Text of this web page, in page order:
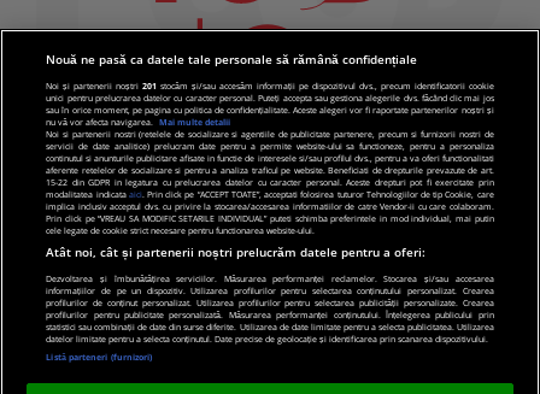
© 2019 PRO TV S.R.L |Politica de Cookie|Politica
de confidentialitate
Nouă ne pasă ca datele tale personale să rămână confidențiale
Noi și partenerii noștri201 stocăm și/sau accesăm informații pe dispozitivul dvs., precum identificatorii cookie
unici pentru prelucrarea datelor cu caracter personal. Puteți accepta sau gestiona alegerile dvs. făcând clic mai jos
sau în orice moment, pe pagina cu politica de confidențialitate. Aceste alegeri vor fi raportate partenerilor noștri și
nu vă vor afecta navigarea.
Mai multe detalii
Noi si partenerii nostri (retelele de socializare si agentiile de publicitate partenere, precum si furnizorii nostri de
servicii de date analitice) prelucram date pentru a permite website-ului sa functioneze, pentru a personaliza
continutul si anunturile publicitare afisate in functie de interesele si/sau profilul dvs., pentru a va oferi functionalitati
aferente retelelor de socializare si pentru a analiza traficul pe website. Beneficiati de drepturile prevazute de art.
15-22 din GDPR in legatura cu prelucrarea datelor cu caracter personal. Aceste drepturi pot fi exercitate prin
modalitatea indicata aici. Prin click pe “ACCEPT TOATE”, acceptati folosirea tuturor Tehnologiilor de tip Cookie, care
implica inclusiv acceptul dvs. cu privire la stocarea/accesarea informatiilor de catre Vendor-ii cu care colaboram.
Prin click pe “VREAU SA MODIFIC SETARILE INDIVIDUAL” puteti schimba preferintele in mod individual, mai putin
cele legate de cookie strict necesare pentru functionarea website-ului.
Atât noi, cât și partenerii noștri prelucrăm datele pentru a oferi:
Dezvoltarea și îmbunătățirea serviciilor. Măsurarea performanței reclamelor. Stocarea și/sau accesarea
informațiilor de pe un dispozitiv. Utilizarea profilurilor pentru selectarea conținutului personalizat. Crearea
profilurilor de conținut personalizat. Utilizarea profilurilor pentru selectarea publicității personalizate. Crearea
profilurilor pentru publicitate personalizată. Măsurarea performanței conținutului. Înțelegerea publicului prin
statistici sau combinații de date din surse diferite. Utilizarea de date limitate pentru a selecta publicitatea. Utilizarea
datelor limitate pentru a selecta conținutul. Date precise de geolocație și identificarea prin scanarea dispozitivului.
Listă parteneri (furnizori)